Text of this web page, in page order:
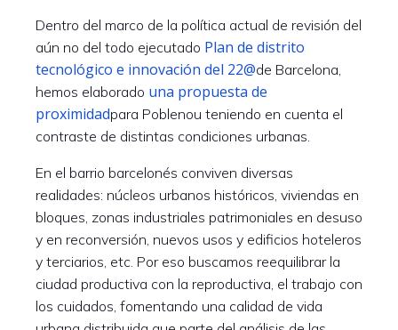
Dentro del marco de la política actual de revisión del
aún no del todo ejecutado Plan de distrito
tecnológico e innovación del 22@de Barcelona,
hemos elaborado una propuesta de
proximidadpara Poblenou teniendo en cuenta el
contraste de distintas condiciones urbanas.
En el barrio barcelonés conviven diversas
realidades: núcleos urbanos históricos, viviendas en
bloques, zonas industriales patrimoniales en desuso
y en reconversión, nuevos usos y edificios hoteleros
y terciarios, etc. Por eso buscamos reequilibrar la
ciudad productiva con la reproductiva, el trabajo con
los cuidados, fomentando una calidad de vida